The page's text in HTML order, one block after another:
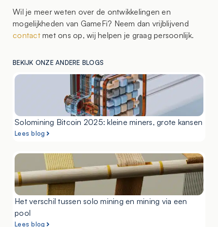
Wil je meer weten over de ontwikkelingen en
mogelijkheden van GameFi? Neem dan vrijblijvend
contactmet ons op, wij helpen je graag persoonlijk.
BEKIJK ONZE ANDERE BLOGS
Solomining Bitcoin 2025: kleine miners, grote kansen
Lees blog
Het verschil tussen solo mining en mining via een
pool
Lees blog